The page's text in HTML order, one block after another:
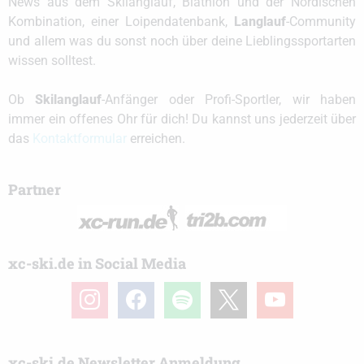
Kombination, einer Loipendatenbank, Langlauf-Community
und allem was du sonst noch über deine Lieblingssportarten
wissen solltest.
Ob Skilanglauf-Anfänger oder Profi-Sportler, wir haben
immer ein offenes Ohr für dich! Du kannst uns jederzeit über
das
erreichen.
Partner
xc-ski.de in Social Media
instagramfacebook spotify youtube